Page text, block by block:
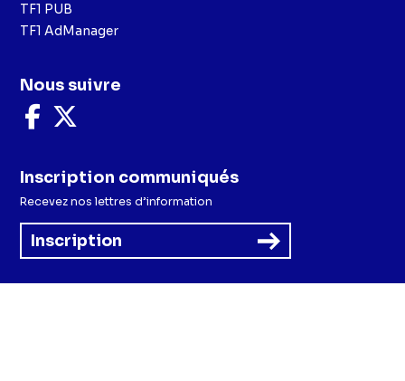
TF1 PUB
TF1 AdManager
Nous suivre
Nous
suivre
Facebook
X
Inscription communiqués
Recevez nos lettres d’information
Inscription